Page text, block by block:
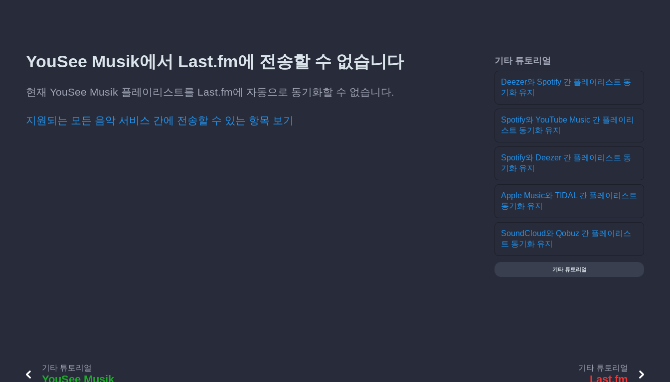
YouSee Musik에서 Last.fm에 전송할 수 없습니다
현재 YouSee Musik 플레이리스트를 Last.fm에 자동으로 동기화할 수 없습니다.
지원되는 모든 음악 서비스 간에 전송할 수 있는 항목 보기
기타 튜토리얼
Deezer와 Spotify 간 플레이리스트 동
기화 유지
Spotify와 YouTube Music 간 플레이리
스트 동기화 유지
Spotify와 Deezer 간 플레이리스트 동
기화 유지
Apple Music와 TIDAL 간 플레이리스트
동기화 유지
SoundCloud와 Qobuz 간 플레이리스
트 동기화 유지
기타 튜토리얼
기타 튜토리얼
YouSee Musik
기타 튜토리얼
Last.fm